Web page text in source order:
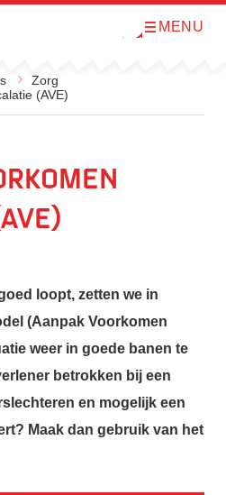
O
MENU
Zorg
(AVE)
loopt, zetten we in
(Aanpak Voorkomen
weer in goede banen te
betrokken bij een
en mogelijk een
Maak dan gebruik van het